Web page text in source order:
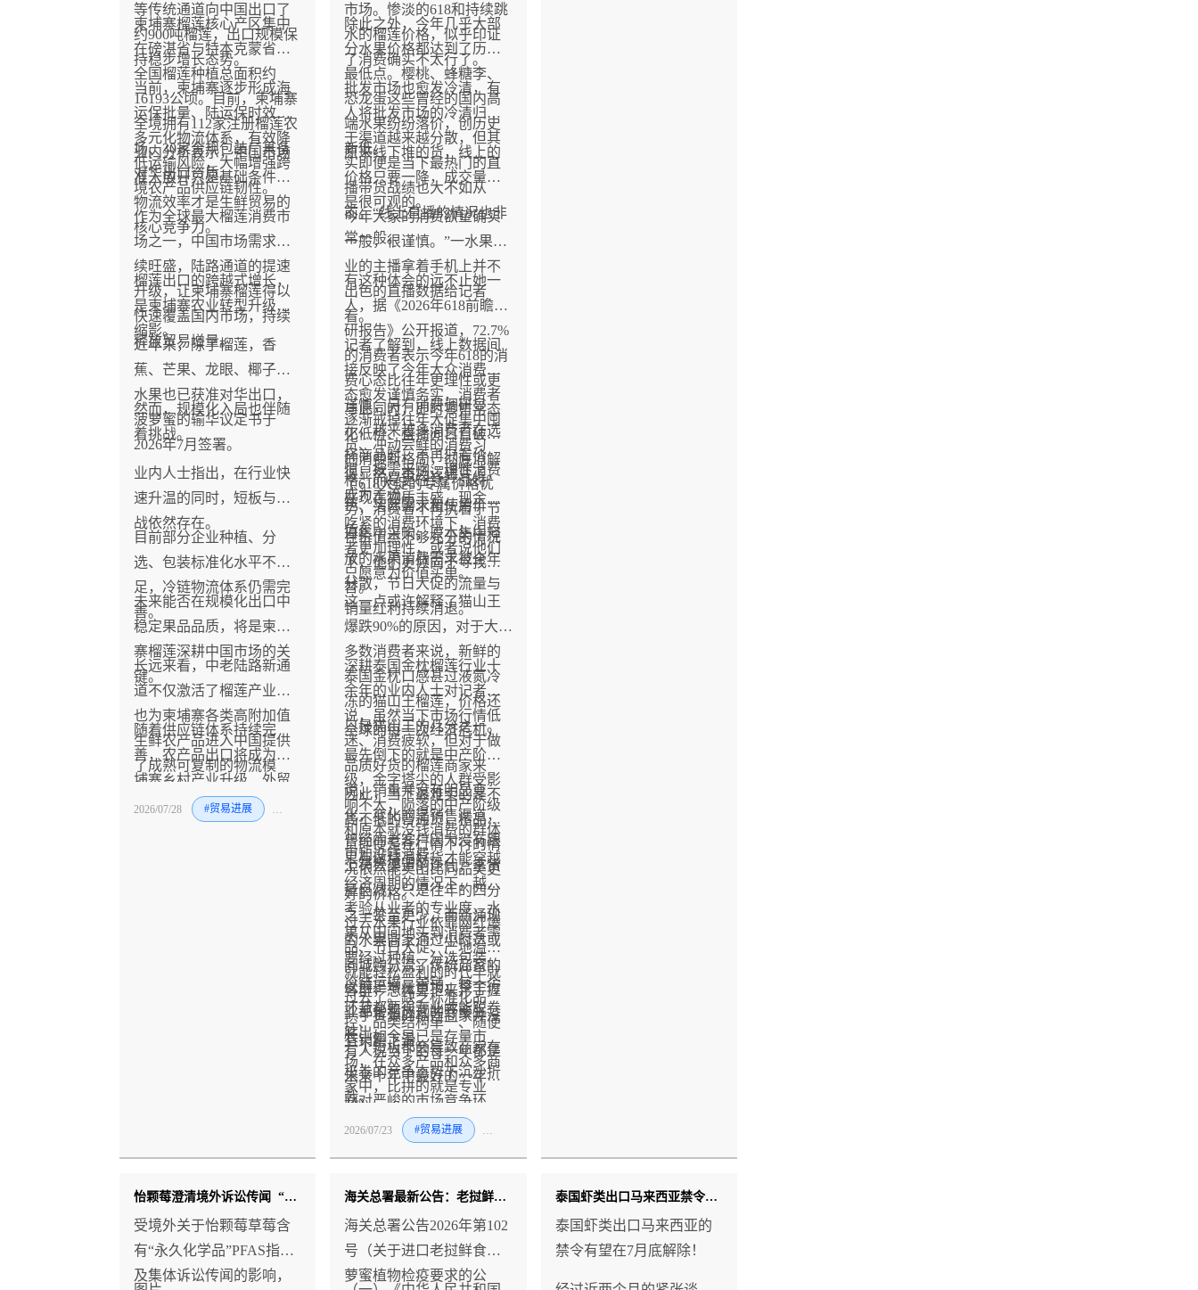
等传统通道向中国出口了
约900吨榴莲，出口规模保
持稳步增长态势。
柬埔寨榴莲核心产区集中
在磅湛省与特本克蒙省，
全国榴莲种植总面积约
16193公顷。目前，柬埔寨
全境拥有112家注册榴莲农
场、30家合规包装厂具备
对华出口资质。
当前，柬埔寨逐步形成海
运保批量、陆运保时效的
多元化物流体系，有效降
低运输风险，大幅增强跨
境农产品供应链韧性。
业内分析表示，中国市场
准入放开只是基础条件，
物流效率才是生鲜贸易的
核心竞争力。
作为全球最大榴莲消费市
场之一，中国市场需求持
续旺盛，陆路通道的提速
升级，让柬埔寨榴莲得以
快速覆盖国内市场，持续
释放贸易增量。
榴莲出口的跨越式增长，
是柬埔寨农业转型升级的
缩影。
近年来，除了榴莲，香
蕉、芒果、龙眼、椰子等
水果也已获准对华出口，
菠萝蜜的输华议定书于
2026年7月签署。
然而，规模化入局也伴随
着挑战。
业内人士指出，在行业快
速升温的同时，短板与挑
战依然存在。
目前部分企业种植、分
选、包装标准化水平不
足，冷链物流体系仍需完
善。
未来能否在规模化出口中
稳定果品品质，将是柬埔
寨榴莲深耕中国市场的关
键。
长远来看，中老陆路新通
道不仅激活了榴莲产业，
也为柬埔寨各类高附加值
生鲜农产品进入中国提供
了成熟可复制的物流模
随着供应链体系持续完
善，农产品出口将成为柬
埔寨乡村产业升级、外贸
经济增长的重要动力。
2026/07/28 #贸易进展
市场。惨淡的618和持续跳
水的榴莲价格，似乎印证
了消费确实不太行了。
除此之外，今年几乎大部
分水果价格都达到了历史
最低点。樱桃、蜂糖李、
恐龙蛋这些曾经的国内高
端水果纷纷落价，创历史
新低。
批发市场也愈发冷清，有
人将批发市场的冷清归咎
于渠道越来越分散，但其
实即便是当下最热门的直
播带货战绩也大不如从
前。“线上直播的情况也非
常一般。
原来线下堆的货，线上的
价格只要一降，成交量还
是很可观的。
今年大家的消费欲望确实
一般，很谨慎。”一水果行
业的主播拿着手机上并不
出色的直播数据给记者
看。
有这种体会的远不止她一
人，据《2026年618前瞻调
研报告》公开报道，72.7%
的消费者表示今年618的消
费心态比往年更理性或更
谨慎；另有消费调研显
示，越来越多消费者在选
择商品时，不再只看价
格，而是更在意产品特
色、实际需求和使用价
值。
记者了解到，线上数据间
接反映了今年大众消费心
态愈发谨慎务实，消费者
逐渐戒掉往年大促集中囤
货、冲动尝鲜的消费习
惯，按需采购、理性消费
成为主流。
与此同时，即时零售常态
化低价、直播间日日破价
的消费新格局，彻底消解
了618大促的专属价格优
势，消费者不再执着于节
日集中采购，原本集中释
放的水果消费需求被全年
分散，节日大促的流量与
销量红利持续消退。
很显然，市场逻辑变了，
在现在物质丰盛，现金流
吃紧的消费环境下，消费
者更加理性，或者说他们
只愿意为价值买单。
在价值点不够充分的情况
下，他们更倾向于寻找平
替。
这一点或许解释了猫山王
爆跌90%的原因，对于大
多数消费者来说，新鲜的
泰国金枕口感甚过液氮冷
冻的猫山王榴莲，价格还
只是猫山王的几分之一。
深耕泰国金枕榴莲行业十
余年的业内人士对记者
说，虽然当下市场行情低
迷、消费疲软，但对于做
品质好货的榴莲商家来
说，销量并没有明显变
化，变化的是销售渠道，
曾经的老客户因为没有跟
上销售渠道的迭代，拿货
量巨减，只是往年的四分
之一甚至更少，而新涌现
的水果商家通过小时达或
同城购分流了传统商家的
客群，总体算下来，手握
一手货源的榴莲商家并没
有销量下滑。
全球的每一次经济危机，
最先倒下的就是中产阶
级，金字塔尖的人群受影
响不大，陨落的中产阶级
和原本就没钱消费的群体
更加没钱消费。
因此，当下最难卖的是不
高不低的普通货，精品好
货即便是在行情下行的情
况依然能卖出比同品类更
好的价格。
只有做精品好货才能穿越
经济周期的情况下，越发
考验从业者的专业度，水
果从田间地头到消费者需
要经过种植、分选包装、
冷链运输、营销，每一个
环节都要很专业才能脱卷
胜出。
过去水果行业依靠网红爆
品、节日大促、产地溢价
就能轻松盈利的时代早就
过去了。缺乏标准化品
控、品类结构单一、随便
一个短板都会导致商家在
极卷的竞争态势下沉沙折
戟。
以前是增量市场，整个行
业都是粗放式的野蛮生
长，如今早已是存量市
场，在众多产品和众多商
家中，比拼的就是专业
的更专业，客户更相信
谁。
有人说当下的每一年都是
未来十年中最好的一年。
面对严峻的市场竞争环
境，水果行业想要健康长
2026/07/23 #贸易进展
怡颗莓澄清境外诉讼传闻 “中国市场产品完全合规”
受境外关于怡颗莓草莓含
有“永久化学品”PFAS指控
及集体诉讼传闻的影响，
海关总署最新公告：老挝鲜食菠萝蜜正式获准输华！
海关总署公告2026年第102
号（关于进口老挝鲜食菠
萝蜜植物检疫要求的公
泰国虾类出口马来西亚禁令即将解除！7月底前恢复 月均400吨市场重开
泰国虾类出口马来西亚的
禁令有望在7月底解除！